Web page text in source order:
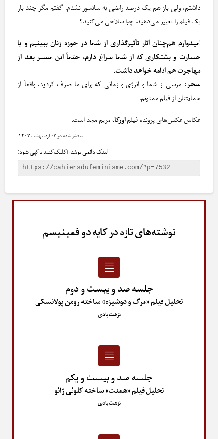
داشتم، ولی باز هم یک درصد راضی به سانسور نشدم. گفتم مگر چند بار
یک فیلم را تغییر می‌دهید. چرا سلاخی می‌کنید؟
امیدوارم هم‌چنان آثار تأثیرگذاری از شما در حوزه زنان ببینیم و با
جسارت و پشتکاری که از شما سراغ دارم، حتماً این مسیر بعد از
مهاجرت هم ادامه خواهد داشت.
سحر : مرسی از شما و انرژی و زمانی که برای ما صرف کردید. واقعاً از
حمایتتان از فیلم ممنونم.
عکاس عکس‌های پرونده فیلماورکا، مریم مجد است.
۰۲ اردیبهشت ۱۴۰۳
لینک دائمی نوشته (کلیک کنید تا کپی شود)
نوشته‌های تازه در کایه دو فمینیسم
جلسه صد و بیست و دوم
تحلیل فیلم «مرگ و دوشیزه» ساخته رومن پولانسکی
نزهت بادی
جلسه صد و بیست و یکم
تحلیل فیلم «همنت» ساخته کلوئی ژائو
نزهت بادی